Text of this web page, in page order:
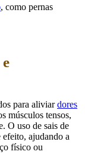
, como pernas
para aliviardores
músculos tensos,
O uso de sais de
efeito, ajudando a
físico ou